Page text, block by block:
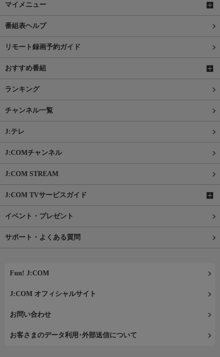
マイメニュー
番組表ヘルプ
リモート録画予約ガイド
おすすめ番組
ランキング
チャンネル一覧
J:テレ
J:COMチャンネル
J:COM STREAM
J:COM TVサービスガイド
イベント・プレゼント
サポート・よくある質問
Fun! J:COM
J:COM オフィシャルサイト
お問い合わせ
お客さまのデータ利用･外部送信について